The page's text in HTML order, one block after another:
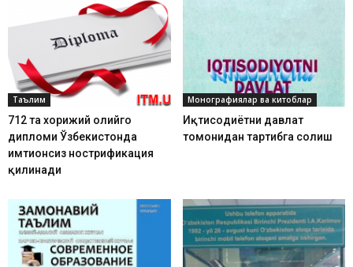
Таълим
712 та хорижий олийгоҳ
дипломи Ўзбекистонда
имтиҳонсиз нострификация
қилинади
Монографиялар ва китоблар
Иқтисодиётни давлат
томонидан тартибга солиш